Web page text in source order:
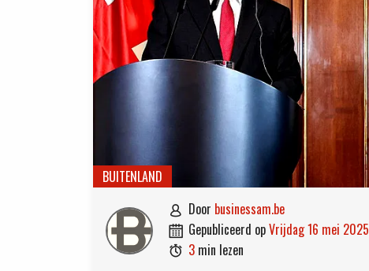
BUITENLAND
 door businessam.be
 gepubliceerd op vrijdag 16 mei 2025
 3 min lezen